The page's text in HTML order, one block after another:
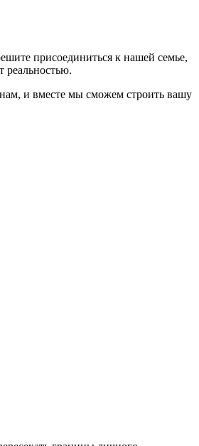
присоединиться к нашей семье,
реальностью.
и вместе мы сможем строить вашу